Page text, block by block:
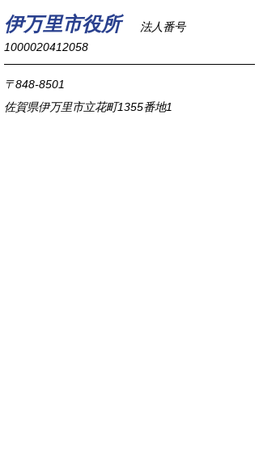
伊万里市役所
法人番号
1000020412058
〒848-8501
佐賀県伊万里市立花町1355番地1